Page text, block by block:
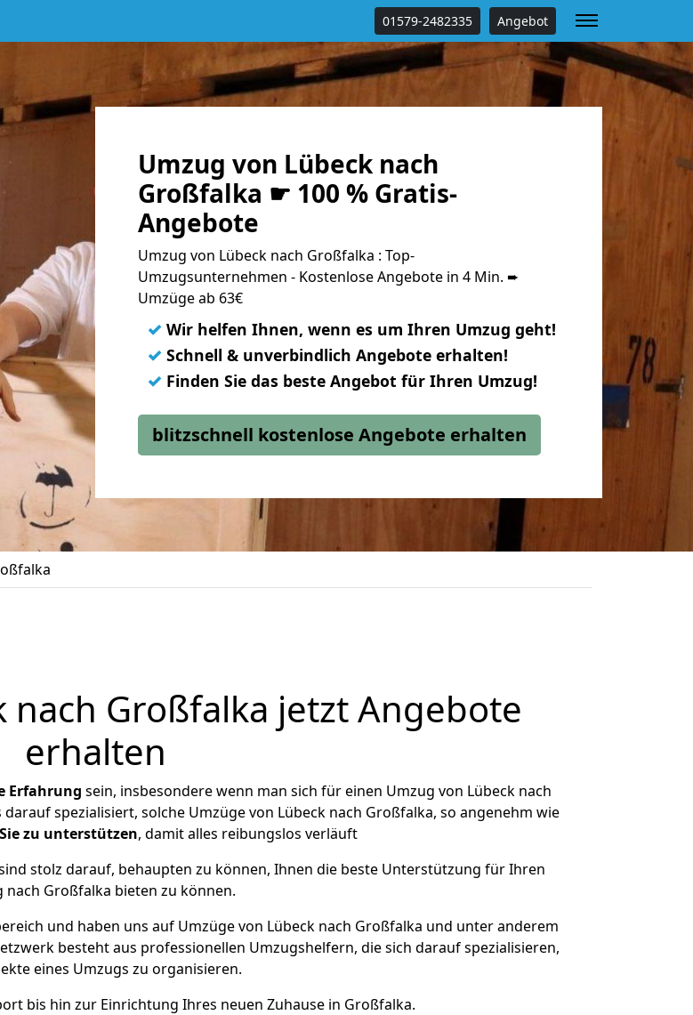
01579-2482335 Angebot
Umzug von Lübeck nach
Großfalka ☛ 100 % Gratis-
Angebote
Umzug von Lübeck nach Großfalka : Top-
Umzugsunternehmen - Kostenlose Angebote in 4 Min. ➨
Umzüge ab 63€
✓ Wir helfen Ihnen, wenn es um Ihren Umzug geht!
✓ Schnell & unverbindlich Angebote erhalten!
✓ Finden Sie das beste Angebot für Ihren Umzug!
blitzschnell kostenlose Angebote erhalten
nach Großfalka jetzt Angebote
erhalten
Erfahrung sein, insbesondere wenn man sich für einen Umzug von Lübeck nach
spezialisiert, solche Umzüge von Lübeck nach Großfalka, so angenehm wie
Sie zu unterstützen, damit alles reibungslos verläuft
stolz darauf, behaupten zu können, Ihnen die beste Unterstützung für Ihren
nach Großfalka bieten zu können.
und haben uns auf Umzüge von Lübeck nach Großfalka und unter anderem
besteht aus professionellen Umzugshelfern, die sich darauf spezialisieren,
eines Umzugs zu organisieren.
bis hin zur Einrichtung Ihres neuen Zuhause in Großfalka.